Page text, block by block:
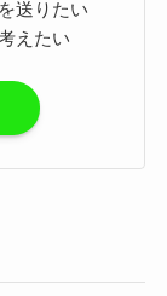
送りたい
えたい